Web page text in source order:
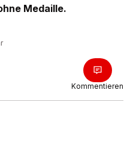
Medaille.
Kommentieren